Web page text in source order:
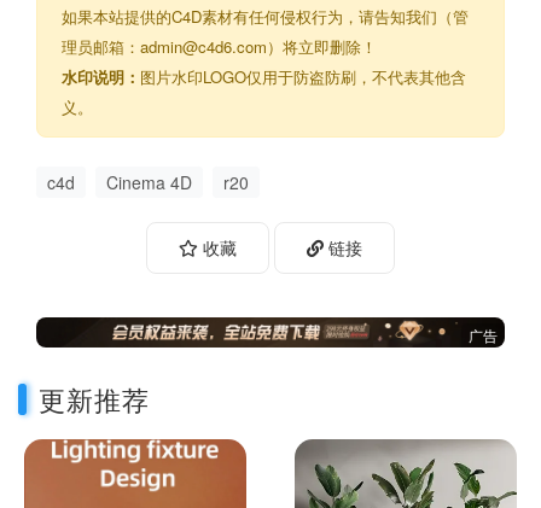
如果本站提供的C4D素材有任何侵权行为，请告知我们（管
理员邮箱：admin@c4d6.com）将立即删除！
水印说明： 图片水印LOGO仅用于防盗防刷，不代表其他含
义。
c4d Cinema 4D r20
收藏 链接
广告
更新推荐